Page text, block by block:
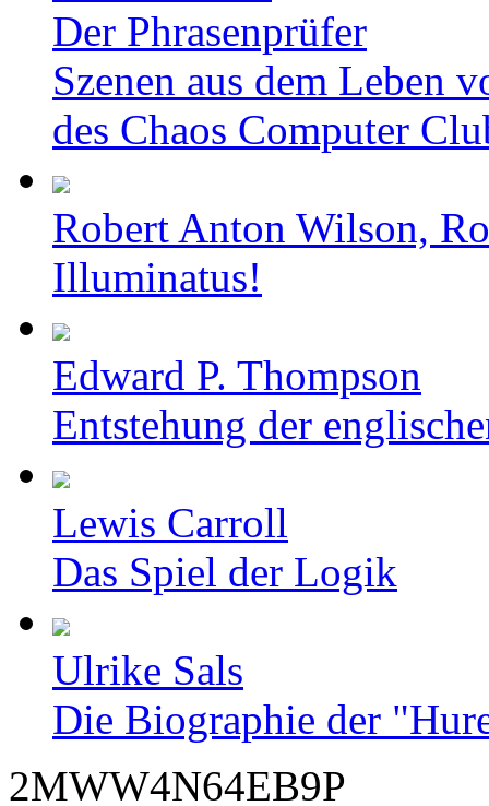
Der Phrasenprüfer
Szenen aus dem Leben
des Chaos Computer
Robert Anton Wilson,
Illuminatus!
Edward P. Thompson
Entstehung der
Lewis Carroll
Das Spiel der Logik
Ulrike Sals
Die Biographie der
2MWW4N64EB9P